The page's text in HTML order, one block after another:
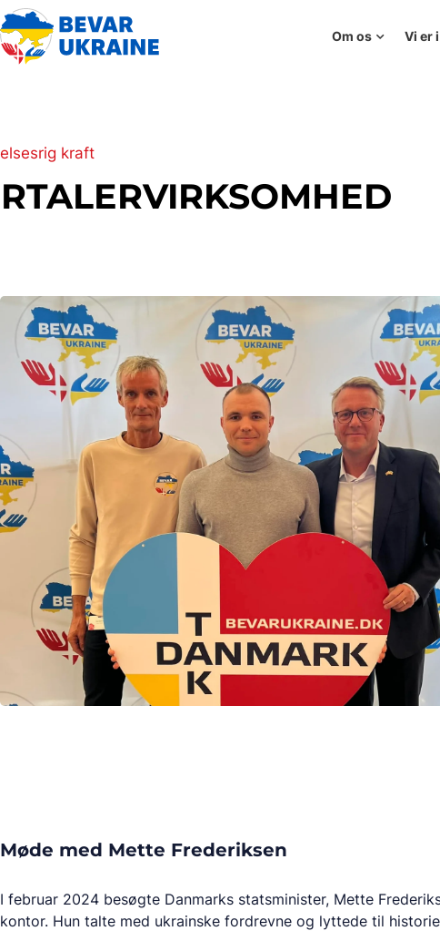
Om os Vi er
kraft
Møde med Mette Frederiksen
I februar 2024 besøgte Danmarks statsminister, Mette
kontor. Hun talte med ukrainske fordrevne og lyttede til